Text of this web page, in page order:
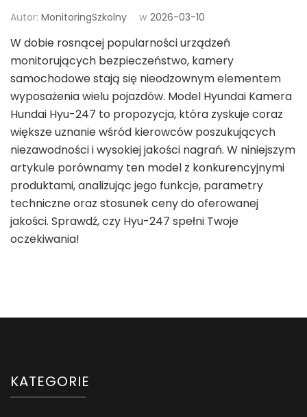
Autor: MonitoringSzkolny w 2026-03-10
W dobie rosnącej popularności urządzeń
monitorujących bezpieczeństwo, kamery
samochodowe stają się nieodzownym elementem
wyposażenia wielu pojazdów. Model Hyundai Kamera
Hundai Hyu-247 to propozycja, która zyskuje coraz
większe uznanie wśród kierowców poszukujących
niezawodności i wysokiej jakości nagrań. W niniejszym
artykule porównamy ten model z konkurencyjnymi
produktami, analizując jego funkcje, parametry
techniczne oraz stosunek ceny do oferowanej
jakości. Sprawdź, czy Hyu-247 spełni Twoje
oczekiwania!
KATEGORIE